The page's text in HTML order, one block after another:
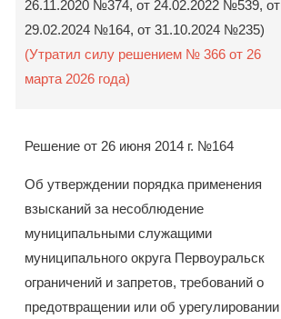
26.11.2020 №374, от 24.02.2022 №539, от
29.02.2024 №164, от 31.10.2024 №235)
(Утратил силу решением № 366 от 26
марта 2026 года)
Решение от 26 июня 2014 г. №164
Об утверждении порядка применения
взысканий за несоблюдение
муниципальными служащими
муниципального округа Первоуральск
ограничений и запретов, требований о
предотвращении или об урегулировании